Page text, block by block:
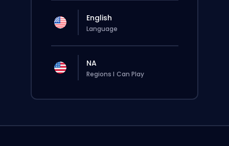
English
Language
NA
Regions I Can Play